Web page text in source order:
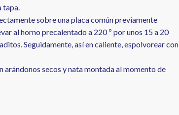
tapa.
sobre una placa común previamente
al horno precalentado a 220 º por unos 15 a 20
Seguidamente, así en caliente, espolvorear con
secos y nata montada al momento de